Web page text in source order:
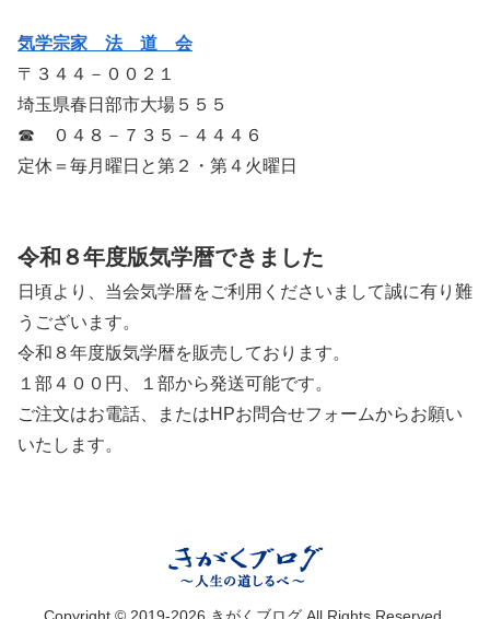
気学宗家 法 道 会
〒３４４－００２１
埼玉県春日部市大場５５５
☎ ０４８－７３５－４４４６
定休＝毎月曜日と第２・第４火曜日
令和８年度版気学暦できました
日頃より、当会気学暦をご利用くださいまして誠に有り難
うございます。
令和８年度版気学暦を販売しております。
１部４００円、１部から発送可能です。
ご注文はお電話、またはHPお問合せフォームからお願い
いたします。